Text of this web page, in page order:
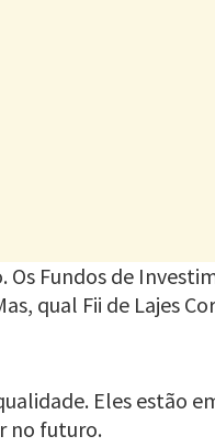
Os Fundos de
qual Fii de Lajes
Eles estão
no futuro.